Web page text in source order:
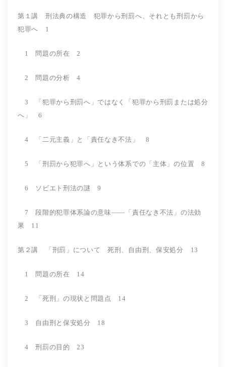
第１講 刑法典の構造 犯罪から刑罰へ、それとも刑罰から
犯罪へ 1
1 問題の所在 2
2 問題の分析 4
3 「犯罪から刑罰へ」ではなく「犯罪から刑罰または処分
へ」 6
4 「二元主義」と「責任なき不法」 8
5 「刑罰から犯罪へ」という体系での「主体」の位置 8
6 ソビエト刑法の謎 9
7 段階的犯罪体系論の意味――「責任なき不法」の法効
果 11
第２講 「刑罰」について 死刑、自由刑、保安処分 13
1 問題の所在 14
2 「死刑」の現状と問題点 14
3 自由刑と保安処分 18
4 刑罰の目的 23